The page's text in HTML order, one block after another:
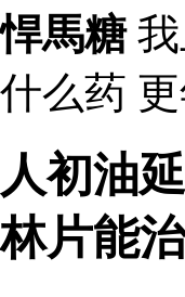
悍馬糖我
什么药
人初油
林片能